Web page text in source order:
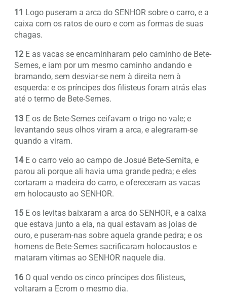
11 Logo puseram a arca do SENHOR sobre o carro, e a
caixa com os ratos de ouro e com as formas de suas
chagas.
12 E as vacas se encaminharam pelo caminho de Bete-
Semes, e iam por um mesmo caminho andando e
bramando, sem desviar-se nem à direita nem à
esquerda: e os príncipes dos filisteus foram atrás elas
até o termo de Bete-Semes.
13 E os de Bete-Semes ceifavam o trigo no vale; e
levantando seus olhos viram a arca, e alegraram-se
quando a viram.
14E o carro veio ao campo de Josué Bete-Semita, e
parou ali porque ali havia uma grande pedra; e eles
cortaram a madeira do carro, e ofereceram as vacas
em holocausto ao SENHOR.
15 E os levitas baixaram a arca do SENHOR, e a caixa
que estava junto a ela, na qual estavam as joias de
ouro, e puseram-nas sobre aquela grande pedra; e os
homens de Bete-Semes sacrificaram holocaustos e
mataram vítimas ao SENHOR naquele dia.
16 O qual vendo os cinco príncipes dos filisteus,
voltaram a Ecrom o mesmo dia.